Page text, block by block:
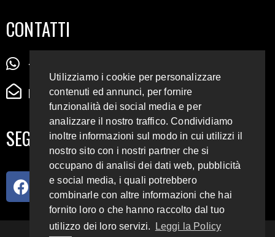
CONTATTI
+39 345 72 72 88 5
radiodigiesse@gmail.com
SEGUICI SUI SOCIAL
Utilizziamo i cookie per personalizzare
contenuti ed annunci, per fornire
funzionalità dei social media e per
analizzare il nostro traffico. Condividiamo
inoltre informazioni sul modo in cui utilizzi il
nostro sito con i nostri partner che si
occupano di analisi dei dati web, pubblicità
e social media, i quali potrebbero
combinarle con altre informazioni che hai
fornito loro o che hanno raccolto dal tuo
utilizzo dei loro servizi.
Leggi la Policy